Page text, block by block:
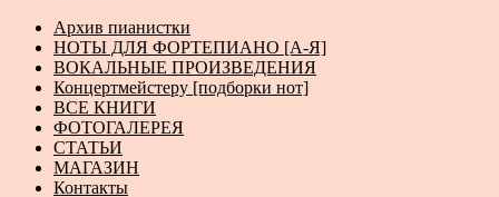
Архив пианистки
НОТЫ ДЛЯ ФОРТЕПИАНО [А-Я]
ВОКАЛЬНЫЕ ПРОИЗВЕДЕНИЯ
Концертмейстеру [подборки нот]
ВСЕ КНИГИ
ФОТОГАЛЕРЕЯ
СТАТЬИ
МАГАЗИН
Контакты